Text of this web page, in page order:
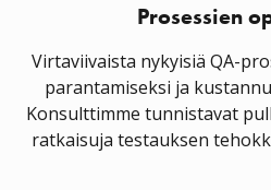
Prosessien
Virtaviivaista nykyisiä QA-
parantamiseksi ja
Konsulttimme tunnistavat
ratkaisuja testauksen